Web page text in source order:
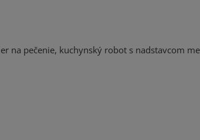
na pečenie, kuchynský robot s nadstavcom